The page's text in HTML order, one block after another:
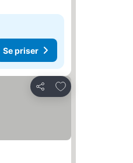
Se priser
Del
Føj til favoritter